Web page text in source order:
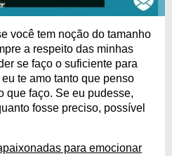
você tem noção do tamanho
a respeito das minhas
se faço o suficiente para
te amo tanto que penso
que faço. Se eu pudesse,
fosse preciso, possível
para emocionar